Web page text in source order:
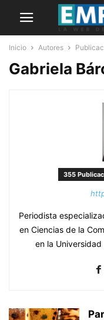
Inicio Autores
Gabriela
355
Periodista
en Ciencias de la
en la Universidad